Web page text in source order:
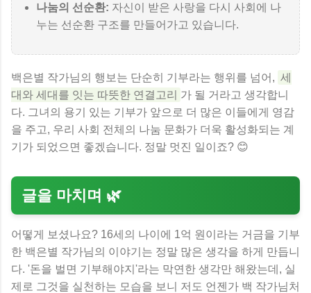
나눔의 선순환: 자신이 받은 사랑을 다시 사회에 나
누는 선순환 구조를 만들어가고 있습니다.
백은별 작가님의 행보는 단순히 기부라는 행위를 넘어, 세
대와 세대를 잇는 따뜻한 연결고리 가 될 거라고 생각합니
다. 그녀의 용기 있는 기부가 앞으로 더 많은 이들에게 영감
을 주고, 우리 사회 전체의 나눔 문화가 더욱 활성화되는 계
기가 되었으면 좋겠습니다. 정말 멋진 일이죠? 😊
글을 마치며 🌿
어떻게 보셨나요? 16세의 나이에 1억 원이라는 거금을 기부
한 백은별 작가님의 이야기는 정말 많은 생각을 하게 만듭니
다. '돈을 벌면 기부해야지'라는 막연한 생각만 해왔는데, 실
제로 그것을 실천하는 모습을 보니 저도 언젠가 백 작가님처